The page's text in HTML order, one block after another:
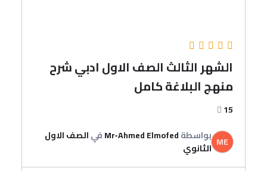
الشهر الثالث الصف الاول ادبي شرح
منهج البلاغة كامل
15
ME بواسطةMr-Ahmed Elmofedفيالصف الاول
الثانوي